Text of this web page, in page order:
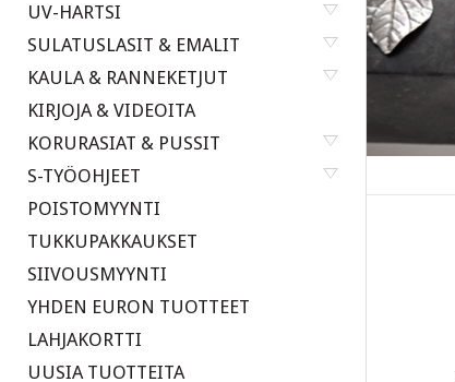
UV-HARTSI
SULATUSLASIT & EMALIT
KAULA & RANNEKETJUT
KIRJOJA & VIDEOITA
KORURASIAT & PUSSIT
S-TYÖOHJEET
POISTOMYYNTI
TUKKUPAKKAUKSET
SIIVOUSMYYNTI
YHDEN EURON TUOTTEET
LAHJAKORTTI
UUSIA TUOTTEITA